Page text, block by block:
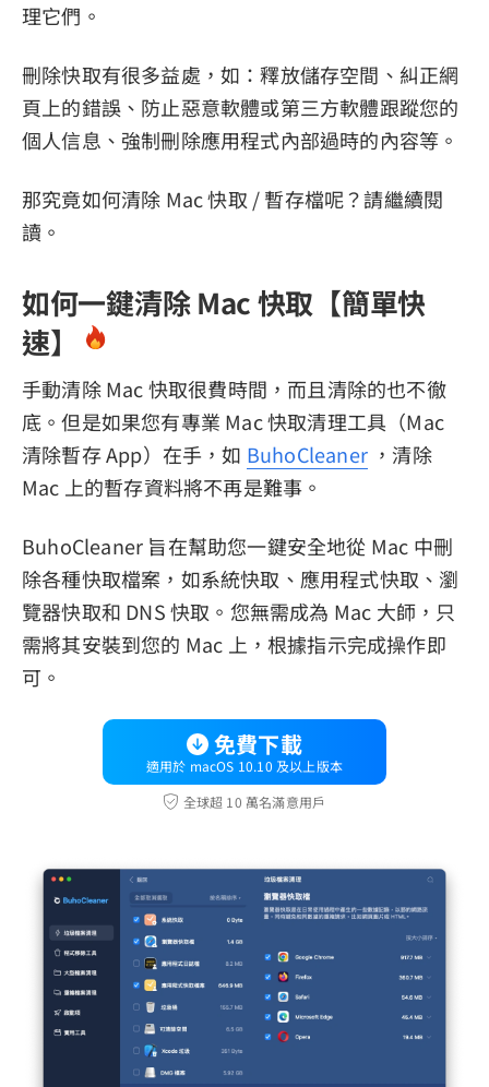
理它們。
刪除快取有很多益處，如：釋放儲存空間、糾正網
頁上的錯誤、防止惡意軟體或第三方軟體跟蹤您的
個人信息、強制刪除應用程式內部過時的內容等。
那究竟如何清除 Mac 快取 / 暫存檔呢？請繼續閱
讀。
如何一鍵清除 Mac 快取【簡單快
速】
手動清除 Mac 快取很費時間，而且清除的也不徹
底。但是如果您有專業 Mac 快取清理工具（Mac
清除暫存 App）在手，如 BuhoCleaner ，清除
Mac 上的暫存資料將不再是難事。
BuhoCleaner 旨在幫助您一鍵安全地從 Mac 中刪
除各種快取檔案，如系統快取、應用程式快取、瀏
覽器快取和 DNS 快取。您無需成為 Mac 大師，只
需將其安裝到您的 Mac 上，根據指示完成操作即
可。
免費下載
適用於 macOS 10.10 及以上版本
全球超 10 萬名滿意用戶